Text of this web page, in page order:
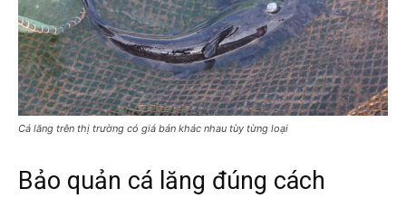
Cá lăng trên thị trường có giá bán khác nhau tùy từng loại
Bảo quản cá lăng đúng cách